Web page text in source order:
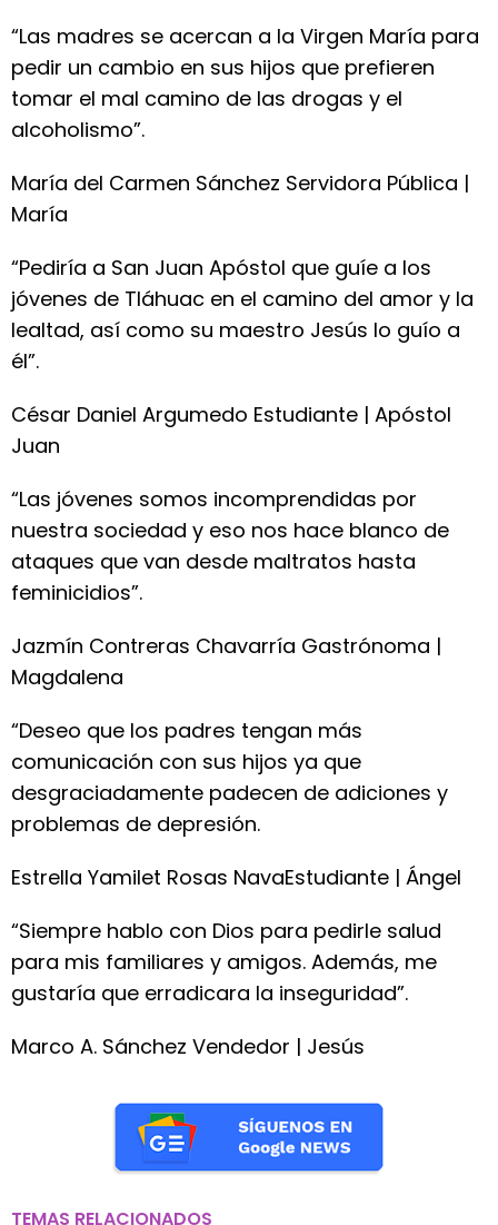
“Las madres se acercan a la Virgen María para
pedir un cambio en sus hijos que prefieren
tomar el mal camino de las drogas y el
alcoholismo”.
María del Carmen Sánchez Servidora Pública |
María
“Pediría a San Juan Apóstol que guíe a los
jóvenes de Tláhuac en el camino del amor y la
lealtad, así como su maestro Jesús lo guío a
él”.
César Daniel Argumedo Estudiante | Apóstol
Juan
“Las jóvenes somos incomprendidas por
nuestra sociedad y eso nos hace blanco de
ataques que van desde maltratos hasta
feminicidios”.
Jazmín Contreras Chavarría Gastrónoma |
Magdalena
“Deseo que los padres tengan más
comunicación con sus hijos ya que
desgraciadamente padecen de adiciones y
problemas de depresión.
Estrella Yamilet Rosas NavaEstudiante | Ángel
“Siempre hablo con Dios para pedirle salud
para mis familiares y amigos. Además, me
gustaría que erradicara la inseguridad”.
Marco A. Sánchez Vendedor | Jesús
TEMAS RELACIONADOS